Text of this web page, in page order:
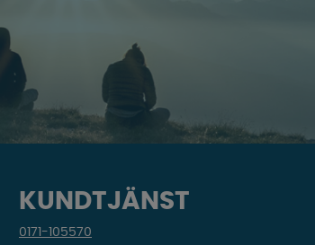
KUNDTJÄNST
0171-105570